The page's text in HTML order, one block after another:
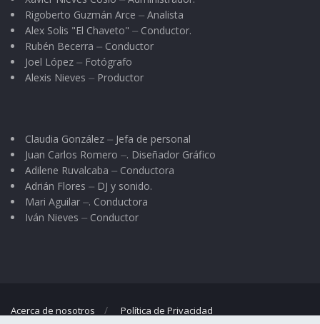
Rigoberto Guzmán Arce ⏤ Analista
Alex Solis "El Chaveto" ⏤ Conductor.
Rubén Becerra ⏤ Conductor
Joel López ⏤ Fotógrafo
Alexis Nieves ⏤ Productor
Claudia González ⏤ Jefa de personal
Juan Carlos Romero ⏤. Diseñador Gráfico
Adilene Ruvalcaba ⏤ Conductora
Adrián Flores ⏤ DJ y sonido.
Mari Aguilar ⏤. Conductora
Iván Nieves ⏤ Conductor
Acerca de nosotros Política de Privacidad